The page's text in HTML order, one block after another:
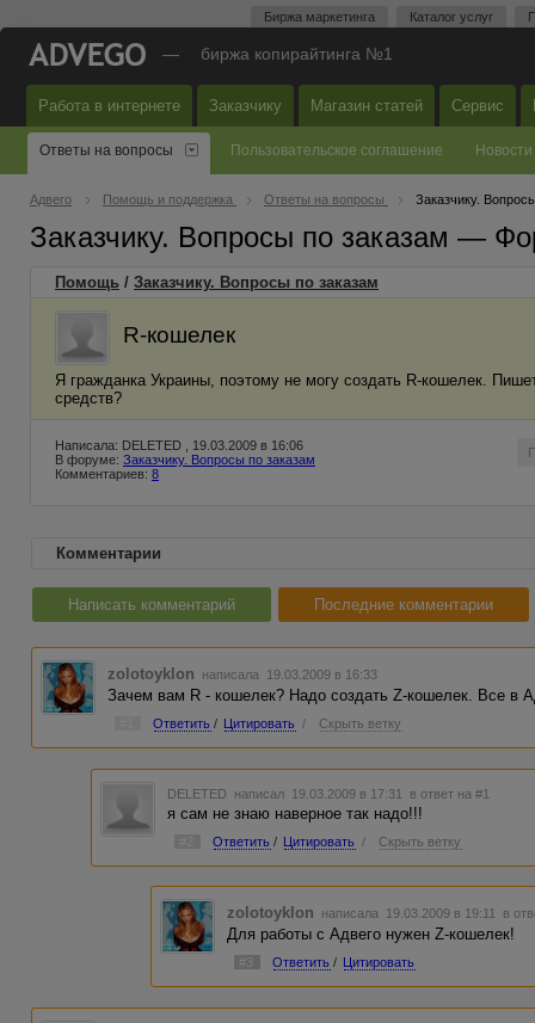
Биржа маркетинга Каталог услуг
— биржа копирайтинга №1
Работа в интернете Заказчику Магазин статей Сервис
Ответы на вопросы Пользовательское соглашение Новости
Адвего Помощь и поддержка Ответы на вопросы Заказчику.
Заказчику. Вопросы по заказам —
Помощь / Заказчику. Вопросы по заказам
R-кошелек
Я гражданка Украины, поэтому не могу создать R-кошелек.
средств?
Написала: DELETED , 19.03.2009 в 16:06
В форуме: Заказчику. Вопросы по заказам
Комментариев: 8
Комментарии
Написать комментарий Последние комментарии
zolotoyklon написала 19.03.2009 в 16:33
Зачем вам R - кошелек? Надо создать Z-кошелек. Все в
Ответить / Цитировать / Скрыть ветку
DELETED написал 19.03.2009 в 17:31 в ответ на #1
я сам не знаю наверное так надо!!!
Ответить / Цитировать / Скрыть ветку
zolotoyklon написала 19.03.2009 в 19:11 в
Для работы с Адвего нужен Z-кошелек!
#3 Ответить / Цитировать